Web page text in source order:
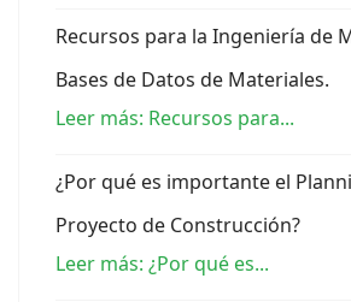
Recursos para la Ingeniería de
Bases de Datos de Materiales.
Leer más: Recursos para...
¿Por qué es importante el
Proyecto de Construcción?
Leer más: ¿Por qué es...